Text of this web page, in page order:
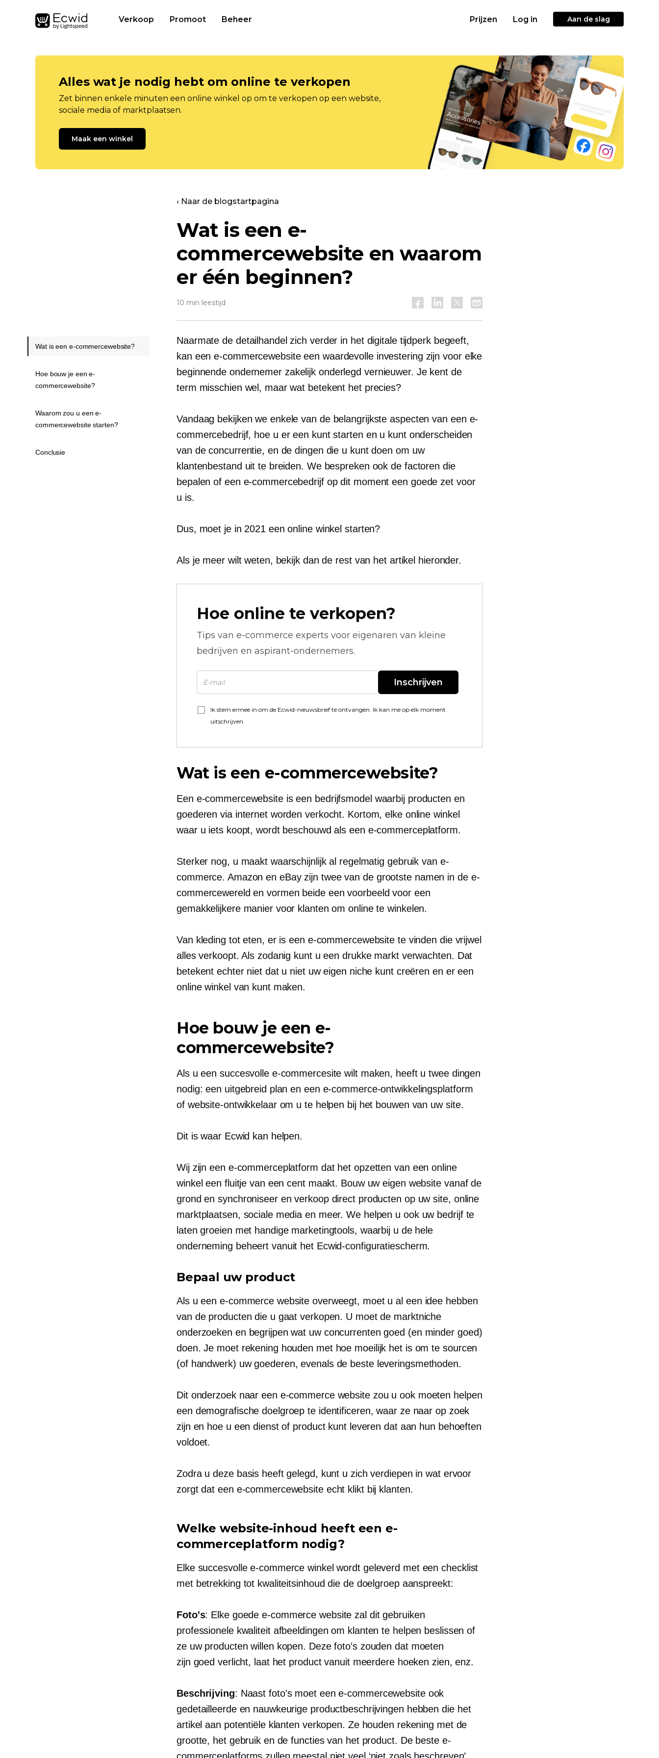
Verkoop Promoot Beheer Prijzen Log in Aan de slag
Alles wat je nodig hebt om online te verkopen
Zet binnen enkele minuten een online winkel op om te verkopen op een website,
sociale media of marktplaatsen.
Maak een winkel
‹ Naar de blogstartpagina
Wat is een e-
commercewebsite en waarom
er één beginnen?
10 min leestijd
Naarmate de detailhandel zich verder in het digitale tijdperk begeeft,
kan een e-commercewebsite een waardevolle investering zijn voor elke
beginnende ondernemer zakelijk onderlegd vernieuwer. Je kent de
term misschien wel, maar wat betekent het precies?
Vandaag bekijken we enkele van de belangrijkste aspecten van een e-
commercebedrijf, hoe u er een kunt starten en u kunt onderscheiden
van de concurrentie, en de dingen die u kunt doen om uw
klantenbestand uit te breiden. We bespreken ook de factoren die
bepalen of een e-commercebedrijf op dit moment een goede zet voor
u is.
Dus, moet je in 2021 een online winkel starten?
Als je meer wilt weten, bekijk dan de rest van het artikel hieronder.
Hoe online te verkopen?
Tips van e-commerce experts voor eigenaren van kleine
bedrijven en aspirant-ondernemers.
Inschrijven
Ik stem ermee in om de Ecwid-nieuwsbrief te ontvangen. Ik kan me op elk moment
uitschrijven.
Wat is een e-commercewebsite?
Een e-commercewebsite is een bedrijfsmodel waarbij producten en
goederen via internet worden verkocht. Kortom, elke online winkel
waar u iets koopt, wordt beschouwd als een e-commerceplatform.
Sterker nog, u maakt waarschijnlijk al regelmatig gebruik van e-
commerce. Amazon en eBay zijn twee van de grootste namen in de e-
commercewereld en vormen beide een voorbeeld voor een
gemakkelijkere manier voor klanten om online te winkelen.
Van kleding tot eten, er is een e-commercewebsite te vinden die vrijwel
alles verkoopt. Als zodanig kunt u een drukke markt verwachten. Dat
betekent echter niet dat u niet uw eigen niche kunt creëren en er een
online winkel van kunt maken.
Hoe bouw je een e-
commercewebsite?
Als u een succesvolle e-commercesite wilt maken, heeft u twee dingen
nodig: een uitgebreid plan en een e-commerce-ontwikkelingsplatform
of website-ontwikkelaar om u te helpen bij het bouwen van uw site.
Dit is waar Ecwid kan helpen.
Wij zijn een e-commerceplatform dat het opzetten van een online
winkel een fluitje van een cent maakt. Bouw uw eigen website vanaf de
grond en synchroniseer en verkoop direct producten op uw site, online
marktplaatsen, sociale media en meer. We helpen u ook uw bedrijf te
laten groeien met handige marketingtools, waarbij u de hele
onderneming beheert vanuit het Ecwid-configuratiescherm.
Bepaal uw product
Als u een e-commerce website overweegt, moet u al een idee hebben
van de producten die u gaat verkopen. U moet de marktniche
onderzoeken en begrijpen wat uw concurrenten goed (en minder goed)
doen. Je moet rekening houden met hoe moeilijk het is om te sourcen
(of handwerk) uw goederen, evenals de beste leveringsmethoden.
Dit onderzoek naar een e-commerce website zou u ook moeten helpen
een demografische doelgroep te identificeren, waar ze naar op zoek
zijn en hoe u een dienst of product kunt leveren dat aan hun behoeften
voldoet.
Zodra u deze basis heeft gelegd, kunt u zich verdiepen in wat ervoor
zorgt dat een e-commercewebsite echt klikt bij klanten.
Welke website-inhoud heeft een e-
commerceplatform nodig?
Elke succesvolle e-commerce winkel wordt geleverd met een checklist
met betrekking tot kwaliteitsinhoud die de doelgroep aanspreekt:
Foto's: Elke goede e-commerce website zal dit gebruiken
professionele kwaliteitafbeeldingen om klanten te helpen beslissen of
ze uw producten willen kopen. Deze foto's zouden dat moeten
zijn goed verlicht, laat het product vanuit meerdere hoeken zien, enz.
Beschrijving: Naast foto's moet een e-commercewebsite ook
gedetailleerde en nauwkeurige productbeschrijvingen hebben die het
artikel aan potentiële klanten verkopen. Ze houden rekening met de
grootte, het gebruik en de functies van het product. De beste e-
Wat is een e-commercewebsite?
Hoe bouw je een e-
commercewebsite?
Waarom zou u een e-
commercewebsite starten?
Conclusie